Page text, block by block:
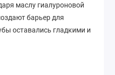
маслу гиалуроновой
барьер для
оставались гладкими и